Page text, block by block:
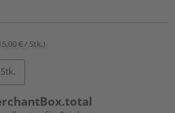
€ / Stk.)
Stk.